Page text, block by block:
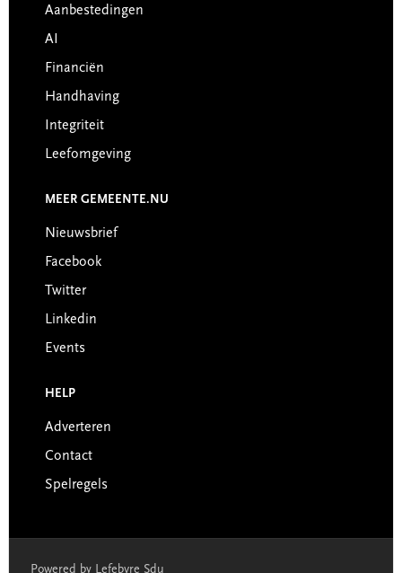
Aanbestedingen
AI
Financiën
Handhaving
Integriteit
Leefomgeving
MEER GEMEENTE.NU
Nieuwsbrief
Facebook
Twitter
Linkedin
Events
HELP
Adverteren
Contact
Spelregels
Powered by Lefebvre Sdu